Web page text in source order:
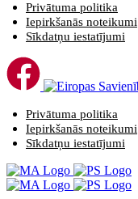
Privātuma politika
Iepirkšanās noteikumi
Sīkdatņu iestatījumi
Privātuma politika
Iepirkšanās noteikumi
Sīkdatņu iestatījumi